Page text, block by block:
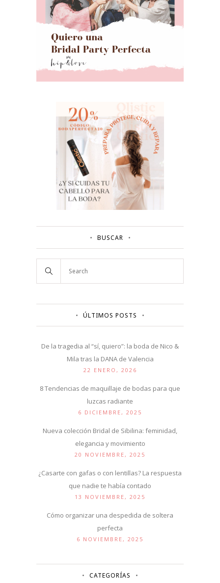
BUSCAR
ÚLTIMOS POSTS
De la tragedia al “sí, quiero”: la boda de Nico &
Mila tras la DANA de Valencia
22 ENERO, 2026
8 Tendencias de maquillaje de bodas para que
luzcas radiante
6 DICIEMBRE, 2025
Nueva colección Bridal de Sibilina: feminidad,
elegancia y movimiento
20 NOVIEMBRE, 2025
¿Casarte con gafas o con lentillas? La respuesta
que nadie te había contado
13 NOVIEMBRE, 2025
Cómo organizar una despedida de soltera
perfecta
6 NOVIEMBRE, 2025
CATEGORÍAS